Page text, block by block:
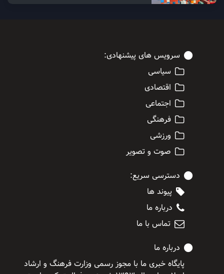
سرویس های پیشنهادی:
سیاسی
اقتصادی
اجتماعی
فرهنگی
ورزشی
صوت و تصویر
دسترسی سریع:
پیوند ها
درباره ما
تماس با ما
درباره ما
پایگاه خبری ما با مجوز رسمی وزارت فرهنگ و ارشاد